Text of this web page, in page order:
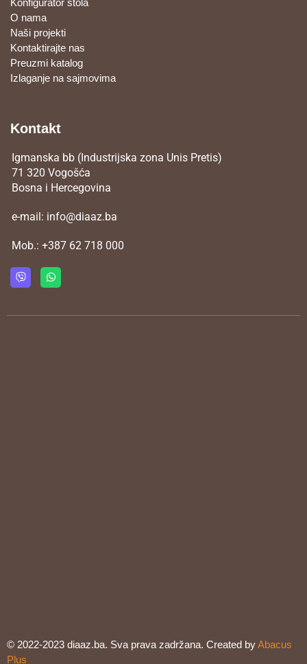
O nama
Naši projekti
Kontaktirajte nas
Preuzmi katalog
Izlaganje na sajmovima
Kontakt
Igmanska bb (Industrijska zona Unis Pretis)
71 320 Vogošća
Bosna i Hercegovina
e-mail: info@diaaz.ba
Mob.: +387 62 718 000
© 2022-2023 diaaz.ba. Sva prava zadržana. Created byAbacus
Plus